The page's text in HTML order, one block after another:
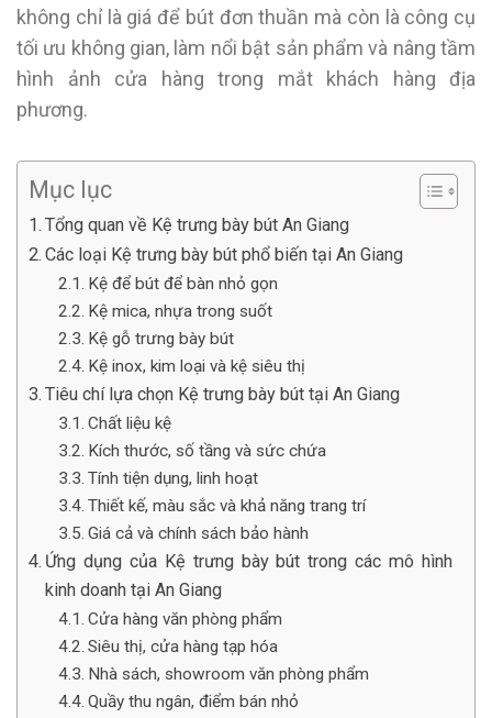
không chỉ là giá để bút đơn thuần mà còn là công cụ
tối ưu không gian, làm nổi bật sản phẩm và nâng tầm
hình ảnh cửa hàng trong mắt khách hàng địa
phương.
Mục lục
Tổng quan về Kệ trưng bày bút An Giang
Các loại Kệ trưng bày bút phổ biến tại An Giang
Kệ để bút để bàn nhỏ gọn
Kệ mica, nhựa trong suốt
Kệ gỗ trưng bày bút
Kệ inox, kim loại và kệ siêu thị
Tiêu chí lựa chọn Kệ trưng bày bút tại An Giang
Chất liệu kệ
Kích thước, số tầng và sức chứa
Tính tiện dụng, linh hoạt
Thiết kế, màu sắc và khả năng trang trí
Giá cả và chính sách bảo hành
Ứng dụng của Kệ trưng bày bút trong các mô hình
kinh doanh tại An Giang
Cửa hàng văn phòng phẩm
Siêu thị, cửa hàng tạp hóa
Nhà sách, showroom văn phòng phẩm
Quầy thu ngân, điểm bán nhỏ